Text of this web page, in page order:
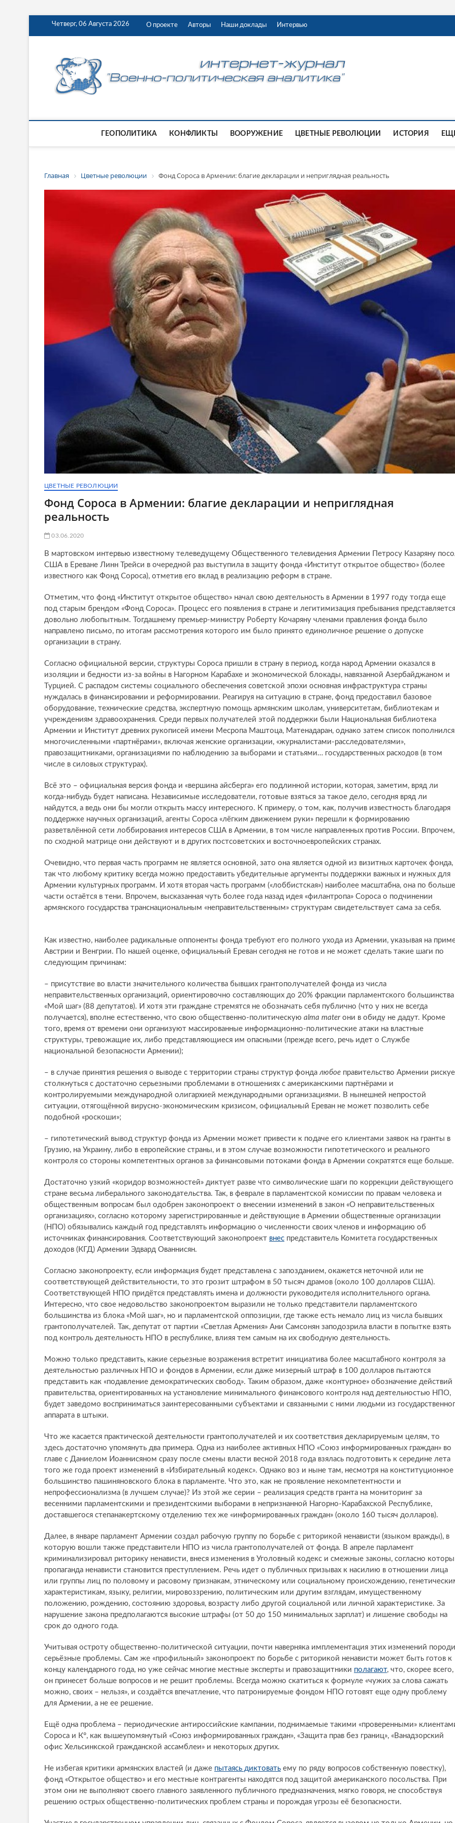
Четверг, 06 Августа 2026 О проекте Авторы Наши доклады Интервью
ГЕОПОЛИТИКА КОНФЛИКТЫ ВООРУЖЕНИЕ ЦВЕТНЫЕ РЕВОЛЮЦИИ ИСТОРИЯ
Главная Цветные революции Фонд Сороса в Армении: благие декларации и неприглядная реальность
ЦВЕТНЫЕ РЕВОЛЮЦИИ
Фонд Сороса в Армении: благие декларации и неприглядная
реальность
03.06.2020
В мартовском интервью известному телеведущему Общественного телевидения Армении Петросу Казаряну
США в Ереване Линн Трейси в очередной раз выступила в защиту фонда «Институт открытое общество» (более
известного как Фонд Сороса), отметив его вклад в реализацию реформ в стране.
Отметим, что фонд «Институт открытое общество» начал свою деятельность в Армении в 1997 году тогда еще
под старым брендом «Фонд Сороса». Процесс его появления в стране и легитимизация пребывания представляется
довольно любопытным. Тогдашнему премьер-министру Роберту Кочаряну членами правления фонда было
направлено письмо, по итогам рассмотрения которого им было принято единоличное решение о допуске
организации в страну.
Согласно официальной версии, структуры Сороса пришли в страну в период, когда народ Армении оказался в
изоляции и бедности из-за войны в Нагорном Карабахе и экономической блокады, навязанной Азербайджаном и
Турцией. С распадом системы социального обеспечения советской эпохи основная инфраструктура страны
нуждалась в финансировании и реформировании. Реагируя на ситуацию в стране, фонд предоставил базовое
оборудование, технические средства, экспертную помощь армянским школам, университетам, библиотекам и
учреждениям здравоохранения. Среди первых получателей этой поддержки были Национальная библиотека
Армении и Институт древних рукописей имени Месропа Маштоца, Матенадаран, однако затем список пополнился
многочисленными «партнёрами», включая женские организации, «журналистами-расследователями»,
правозащитниками, организациями по наблюдению за выборами и статьями… государственных расходов (в том
числе в силовых структурах).
Всё это – официальная версия фонда и «вершина айсберга» его подлинной истории, которая, заметим, вряд ли
когда-нибудь будет написана. Независимые исследователи, готовые взяться за такое дело, сегодня вряд ли
найдутся, а ведь они бы могли открыть массу интересного. К примеру, о том, как, получив известность благодаря
поддержке научных организаций, агенты Сороса «лёгким движением руки» перешли к формированию
разветвлённой сети лоббирования интересов США в Армении, в том числе направленных против России. Впрочем,
по сходной матрице они действуют и в других постсоветских и восточноевропейских странах.
Очевидно, что первая часть программ не является основной, зато она является одной из визитных карточек фонда,
так что любому критику всегда можно предоставить убедительные аргументы поддержки важных и нужных для
Армении культурных программ. И хотя вторая часть программ («лоббистская») наиболее масштабна, она по
части остаётся в тени. Впрочем, высказанная чуть более года назад идея «филантропа» Сороса о подчинении
армянского государства транснациональным «неправительственным» структурам свидетельствует сама за себя.
Как известно, наиболее радикальные оппоненты фонда требуют его полного ухода из Армении, указывая на
Австрии и Венгрии. По нашей оценке, официальный Ереван сегодня не готов и не может сделать такие шаги по
следующим причинам:
– присутствие во власти значительного количества бывших грантополучателей фонда из числа
неправительственных организаций, ориентировочно составляющих до 20% фракции парламентского большинства
«Мой шаг» (88 депутатов). И хотя эти граждане стремятся не обозначать себя публично (что у них не всегда
получается), вполне естественно, что свою общественно-политическую alma materони в обиду не дадут. Кроме
того, время от времени они организуют массированные информационно-политические атаки на властные
структуры, тревожащие их, либо представляющиеся им опасными (прежде всего, речь идет о Службе
национальной безопасности Армении);
– в случае принятия решения о выводе с территории страны структур фондалюбое правительство Армении
столкнуться с достаточно серьезными проблемами в отношениях с американскими партнёрами и
контролируемыми международной олигархией международными организациями. В нынешней непростой
ситуации, отягощённой вирусно-экономическим кризисом, официальный Ереван не может позволить себе
подобной «роскоши»;
– гипотетический вывод структур фонда из Армении может привести к подаче его клиентами заявок на гранты в
Грузию, на Украину, либо в европейские страны, и в этом случае возможности гипотетического и реального
контроля со стороны компетентных органов за финансовыми потоками фонда в Армении сократятся еще больше.
Достаточно узкий «коридор возможностей» диктует разве что символические шаги по коррекции действующего
стране весьма либерального законодательства. Так, в феврале в парламентской комиссии по правам человека и
общественным вопросам был одобрен законопроект о внесении изменений в закон «О неправительственных
организациях», согласно которому зарегистрированные и действующие в Армении общественные организации
(НПО) обязывались каждый год представлять информацию о численности своих членов и информацию об
источниках финансирования. Соответствующий законопроект внес представитель Комитета государственных
доходов (КГД) Армении Эдвард Ованнисян.
Согласно законопроекту, если информация будет представлена с запозданием, окажется неточной или не
соответствующей действительности, то это грозит штрафом в 50 тысяч драмов (около 100 долларов США).
Соответствующей НПО придётся представлять имена и должности руководителя исполнительного органа.
Интересно, что свое недовольство законопроектом выразили не только представители парламентского
большинства из блока «Мой шаг», но и парламентской оппозиции, где также есть немало лиц из числа бывших
грантополучателей. Так, депутат от партии «Светлая Армения» Ани Самсонян заподозрила власти в попытке взять
под контроль деятельность НПО в республике, влияя тем самым на их свободную деятельность.
Можно только представить, какие серьезные возражения встретит инициатива более масштабного контроля за
деятельностью различных НПО и фондов в Армении, если даже мизерный штраф в 100 долларов пытаются
представить как «подавление демократических свобод». Таким образом, даже «контурное» обозначение действий
правительства, ориентированных на установление минимального финансового контроля над деятельностью НПО,
будет заведомо восприниматься заинтересованными субъектами и связанными с ними людьми из
аппарата в штыки.
Что же касается практической деятельности грантополучателей и их соответствия декларируемым целям, то
здесь достаточно упомянуть два примера. Одна из наиболее активных НПО «Союз информированных граждан» во
главе с Даниелом Иоаннисяном сразу после смены власти весной 2018 года взялась подготовить к середине лета
того же года проект изменений в «Избирательный кодекс». Однако воз и ныне там, несмотря на конституционное
большинство пашиняновского блока в парламенте. Что это, как не проявление некомпетентности и
непрофессионализма (в лучшем случае)? Из этой же серии – реализация средств гранта на мониторинг за
весенними парламентскими и президентскими выборами в непризнанной Нагорно-Карабахской Республике,
доставшегося степанакертскому отделению тех же «информированных граждан» (около 160 тысяч долларов).
Далее, в январе парламент Армении создал рабочую группу по борьбе с риторикой ненависти (языком вражды), в
которую вошли также представители НПО из числа грантополучателей от фонда. В апреле парламент
криминализировал риторику ненависти, внеся изменения в Уголовный кодекс и смежные законы, согласно
пропаганда ненависти становится преступлением. Речь идет о публичных призывах к насилию в отношении лица
или группы лиц по половому и расовому признакам, этническому или социальному происхождению,
характеристикам, языку, религии, мировоззрению, политическим или другим взглядам, имущественному
положению, рождению, состоянию здоровья, возрасту либо другой социальной или личной характеристике. За
нарушение закона предполагаются высокие штрафы (от 50 до 150 минимальных зарплат) и лишение свободы на
срок до одного года.
Учитывая остроту общественно-политической ситуации, почти наверняка имплементация этих изменений
серьёзные проблемы. Сам же «профильный» законопроект по борьбе с риторикой ненависти может быть готов к
концу календарного года, но уже сейчас многие местные эксперты и правозащитники полагают, что, скорее всего,
он принесет больше вопросов и не решит проблемы. Всегда можно скатиться к формуле «чужих за слова сажать
можно, своих – нельзя», и создаётся впечатление, что патронируемые фондом НПО готовят еще одну проблему
для Армении, а не ее решение.
Ещё одна проблема – периодические антироссийские кампании, поднимаемые такими «проверенными»
Сороса и К°, как вышеупомянутый «Союз информированных граждан», «Защита прав без границ», «Ванадзорский
офис Хельсинкской гражданской ассамблеи» и некоторых других.
Не избегая критики армянских властей (и даже пытаясь диктовать ему по ряду вопросов собственную повестку),
фонд «Открытое общество» и его местные контрагенты находятся под защитой американского посольства. При
этом они не выполняют своего главного заявленного публичного предназначения, мягко говоря, не способствуя
решению острых общественно-политических проблем страны и порождая угрозы её безопасности.